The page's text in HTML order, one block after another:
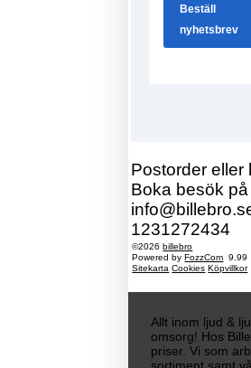
Postorder eller
Boka besök på
1231272434
©2026billebro
Powered byFozzCom 9.99
Sitekarta Cookies Köpvillkor
Allt inom ljud &
omsorg! Hos
priser. Vi som